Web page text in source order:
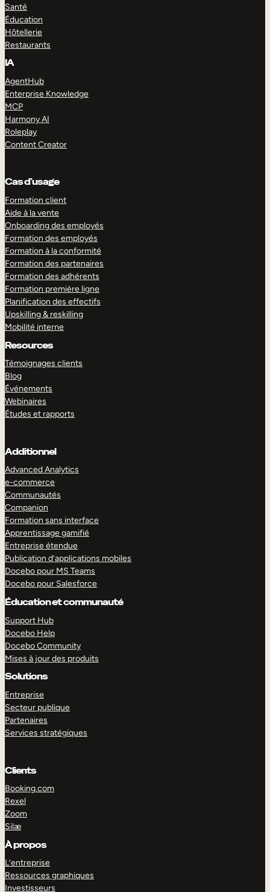
Santé
Éducation
Hôtellerie
Restaurants
IA
AgentHub
Enterprise Knowledge
MCP
Harmony AI
Roleplay
Content Creator
Cas d’usage
Formation client
Aide à la vente
Onboarding des employés
Formation des employés
Formation à la conformité
Formation des partenaires
Formation des adhérents
Formation première ligne
Planification des effectifs
Upskilling & reskilling
Mobilité interne
Resources
Témoignages clients
Blog
Événements
Webinaires
Études et rapports
Additionnel
Advanced Analytics
e-commerce
Communautés
Companion
Formation sans interface
Apprentissage gamifié
Entreprise étendue
Publication d’applications mobiles
Docebo pour MS Teams
Docebo pour Salesforce
Éducation et communauté
Support Hub
Docebo Help
Docebo Community
Mises à jour des produits
Solutions
Entreprise
Secteur publique
Partenaires
Services stratégiques
Clients
Booking.com
Rexel
Zoom
Silæ
À propos
L’entreprise
Ressources graphiques
Investisseurs